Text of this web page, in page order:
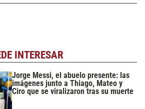
INTERESAR
Jorge Messi, el abuelo presente: las
imágenes junto a Thiago, Mateo y
Ciro que se viralizaron tras su muerte